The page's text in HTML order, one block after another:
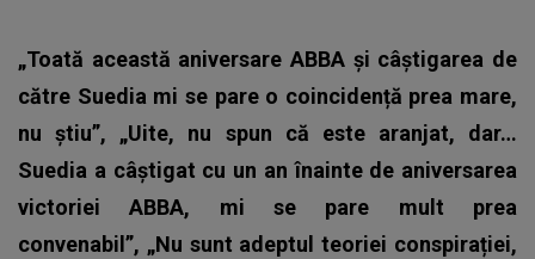
„Toată această aniversare ABBA și câștigarea de
către Suedia mi se pare o coincidență prea mare,
nu știu”, „Uite, nu spun că este aranjat, dar…
Suedia a câștigat cu un an înainte de aniversarea
victoriei ABBA, mi se pare mult prea
convenabil”, „Nu sunt adeptul teoriei conspirației,